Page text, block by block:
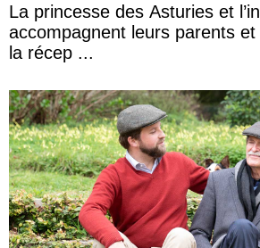
La princesse des Asturies et
accompagnent leurs parents
la récep ...